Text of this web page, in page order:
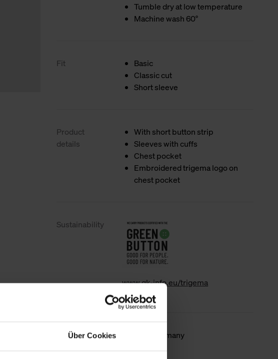
Über Cookies
Tumble dry at low temperature
Machine wash 60°
Fit
Basic
Classic cut
Short sleeve
Product
details
With short button strip
Sleeves with cuffs
Chest pocket
Embroidered trigema logo on
chest pocket
Sustainability
www.gk-info.eu/trigema
Country of
Made in Germany